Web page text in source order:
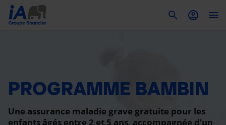
PROGRAMME BAMBIN
Une assurance maladie grave gratuite pour les
enfants âgés entre 2 et 5 ans, accompagnée d’un